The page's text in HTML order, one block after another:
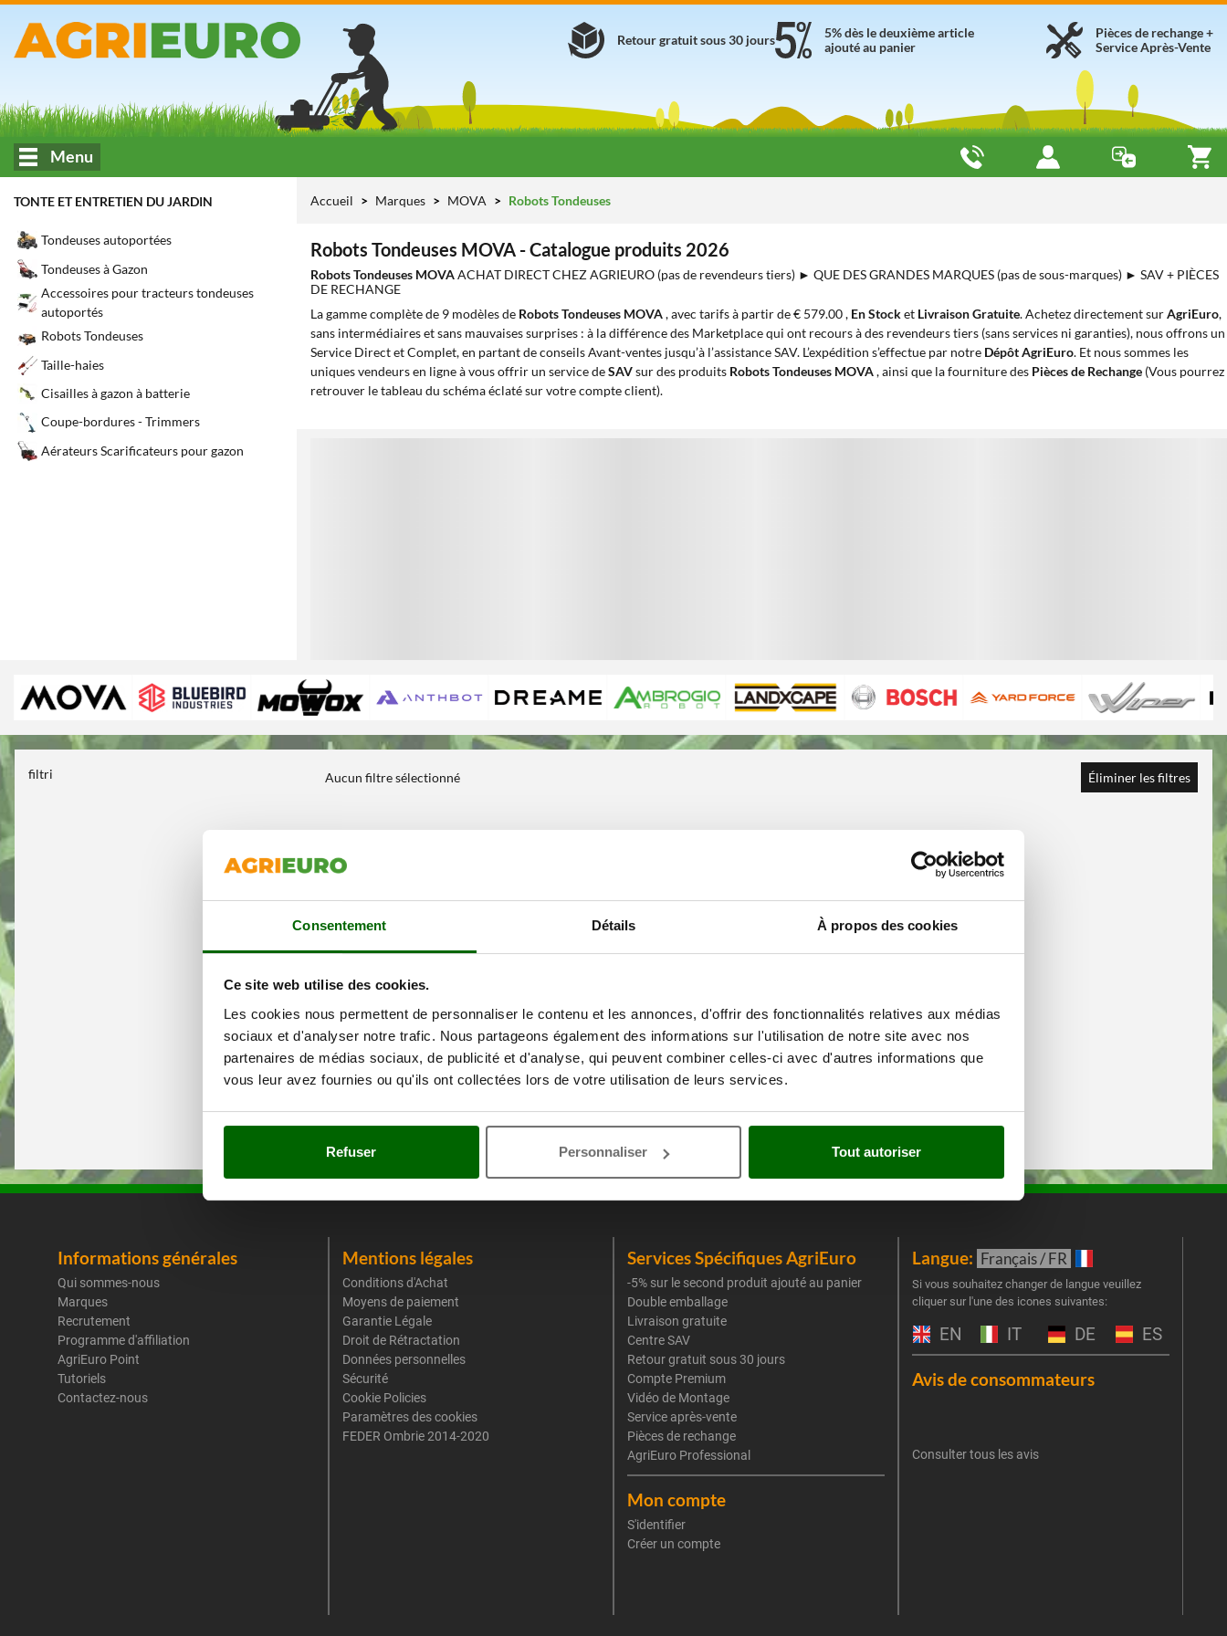
Consentement Détails À propos des cookies
Ce site web utilise des cookies.
Les cookies nous permettent de personnaliser le contenu et les annonces, d'offrir des fonctionnalités relatives aux médias
sociaux et d'analyser notre trafic. Nous partageons également des informations sur l'utilisation de notre site avec nos
partenaires de médias sociaux, de publicité et d'analyse, qui peuvent combiner celles-ci avec d'autres informations que
vous leur avez fournies ou qu'ils ont collectées lors de votre utilisation de leurs services.
Refuser Personnaliser Tout autoriser
Pièces de rechange +
Service Après-Vente
5% dès le deuxième article
ajouté au panier
Retour gratuit sous 30 jours
Menu
TONTE ET ENTRETIEN DU JARDIN
Tondeuses autoportées
Tondeuses à Gazon
Accessoires pour tracteurs tondeuses
autoportés
Robots Tondeuses
Taille-haies
Cisailles à gazon à batterie
Coupe-bordures - Trimmers
Aérateurs Scarificateurs pour gazon
Accueil Marques MOVA Robots Tondeuses
Robots Tondeuses MOVA - Catalogue produits 2026
Robots Tondeuses MOVAACHAT DIRECT CHEZ AGRIEURO (pas de revendeurs tiers) ► QUE DES GRANDES MARQUES (pas de sous-marques) ► SAV + PIÈCES
DE RECHANGE
La gamme complète de 9 modèles de Robots Tondeuses MOVA, avec tarifs à partir de € 579.00 , En Stocket Livraison Gratuite. Achetez directement surAgriEuro,
sans intermédiaires et sans mauvaises surprises : à la différence des Marketplace qui ont recours à des revendeurs tiers (sans services ni garanties), nous offrons un
Service Direct et Complet, en partant de conseils Avant-ventes jusqu’à l’assistance SAV. L’expédition s’effectue par notre Dépôt AgriEuro. Et nous sommes les
uniques vendeurs en ligne à vous offrir un service deSAVsur des produits Robots Tondeuses MOVA, ainsi que la fourniture des Pièces de Rechange (Vous pourrez
retrouver le tableau du schéma éclaté sur votre compte client).
filtri Aucun filtre sélectionné Éliminer les filtres
Informations générales
Qui sommes-nous
Marques
Recrutement
Programme d'affiliation
AgriEuro Point
Tutoriels
Contactez-nous
Mentions légales
Conditions d'Achat
Moyens de paiement
Garantie Légale
Droit de Rétractation
Données personnelles
Sécurité
Cookie Policies
Paramètres des cookies
FEDER Ombrie 2014-2020
Services Spécifiques AgriEuro
-5% sur le second produit ajouté au panier
Double emballage
Livraison gratuite
Centre SAV
Retour gratuit sous 30 jours
Compte Premium
Vidéo de Montage
Service après-vente
Pièces de rechange
AgriEuro Professional
Mon compte
S'identifier
Créer un compte
Langue: Français / FR
Si vous souhaitez changer de langue veuillez
cliquer sur l'une des icones suivantes:
EN IT DE ES
Avis de consommateurs
Consulter tous les avis